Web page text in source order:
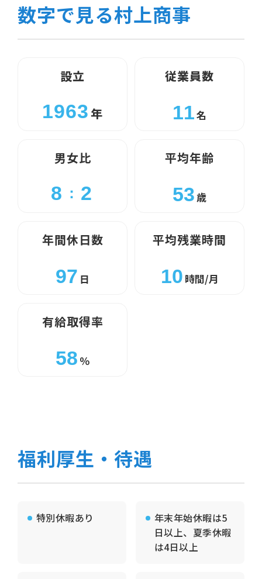
数字で見る村上商事
設立
1963年
従業員数
11名
男女比
8 ： 2
平均年齢
53 歳
年間休日数
97 日
平均残業時間
10 時間/月
有給取得率
58 ％
福利厚生・待遇
特別休暇あり
年末年始休暇は5
日以上、夏季休暇
は4日以上